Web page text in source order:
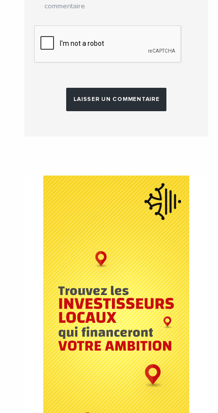
commentaire.